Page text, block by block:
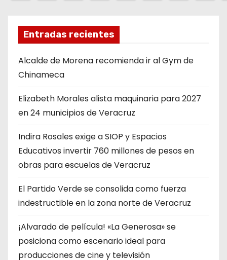
Entradas recientes
Alcalde de Morena recomienda ir al Gym de
Chinameca
Elizabeth Morales alista maquinaria para 2027
en 24 municipios de Veracruz
Indira Rosales exige a SIOP y Espacios
Educativos invertir 760 millones de pesos en
obras para escuelas de Veracruz
​El Partido Verde se consolida como fuerza
indestructible en la zona norte de Veracruz
¡Alvarado de película! «La Generosa» se
posiciona como escenario ideal para
producciones de cine y televisión